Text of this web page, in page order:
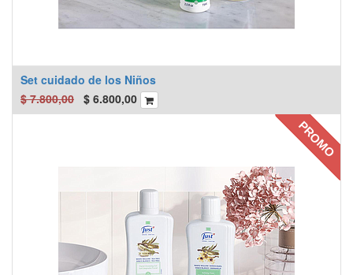
Set cuidado de los Niños
$7.800,00 $ 6.800,00
PROMO